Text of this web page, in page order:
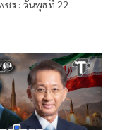
ชร : วันพุธที่ 22